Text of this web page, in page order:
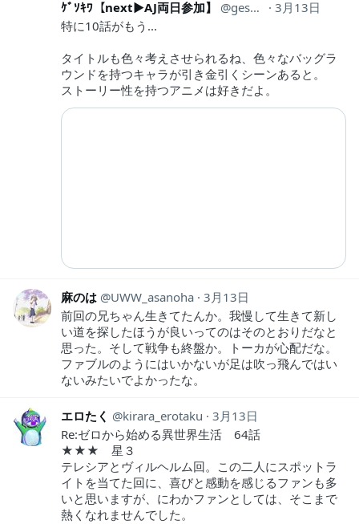
ｹﾞｿｷﾜ【next▶︎AJ両日参加】 gesokiwa123
3月13日
特に10話がもう...
タイトルも色々考えさせられるね、色々なバッグラ
ウンドを持つキャラが引き金引くシーンあると。
ストーリー性を持つアニメは好きだよ。
麻のは UWW_asanoha 3月13日
前回の兄ちゃん生きてたんか。我慢して生きて新し
い道を探したほうが良いってのはそのとおりだなと
思った。そして戦争も終盤か。トーカが心配だな。
ファブルのようにはいかないが足は吹っ飛んではい
ないみたいでよかったな。
エロたく kirara_erotaku
3月13日
Re:ゼロから始める異世界生活 64話
★★★ 星３
テレシアとヴィルヘルム回。この二人にスポットラ
イトを当てた回に、喜びと感動を感じるファンも多
いと思いますが、にわかファンとしては、そこまで
熱くなれませんでした。